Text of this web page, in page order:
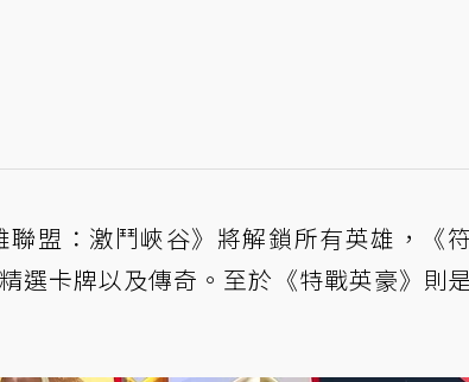
聯盟：激鬥峽谷》將解鎖所有英雄，《
選卡牌以及傳奇。至於《特戰英豪》則